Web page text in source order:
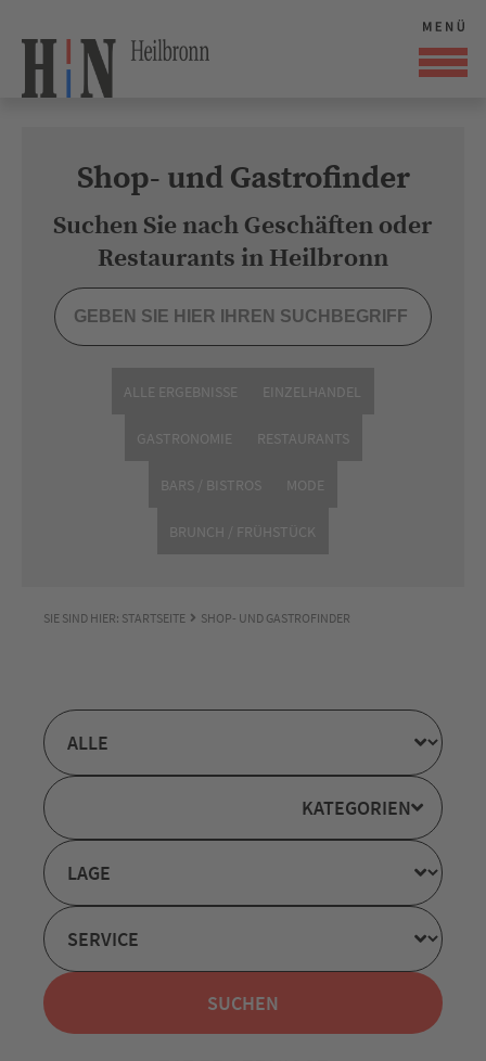
Shop- und Gastrofinder
Suchen Sie nach Geschäften oder
Restaurants in Heilbronn
ALLE ERGEBNISSE EINZELHANDEL
GASTRONOMIE RESTAURANTS
BARS / BISTROS MODE
BRUNCH / FRÜHSTÜCK
SIE SIND HIER: STARTSEITE SHOP- UND GASTROFINDER
KATEGORIEN